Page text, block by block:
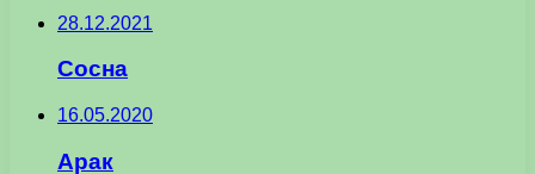
28.12.2021
Сосна
16.05.2020
Арак